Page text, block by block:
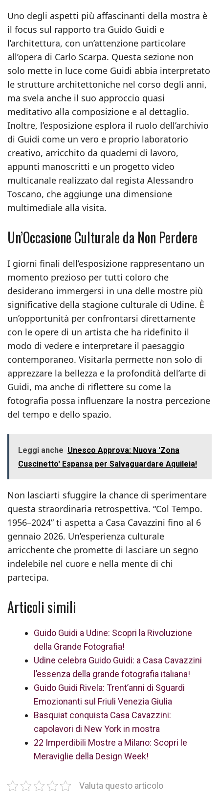
Uno degli aspetti più affascinanti della mostra è
il focus sul rapporto tra Guido Guidi e
l’architettura, con un’attenzione particolare
all’opera di Carlo Scarpa. Questa sezione non
solo mette in luce come Guidi abbia interpretato
le strutture architettoniche nel corso degli anni,
ma svela anche il suo approccio quasi
meditativo alla composizione e al dettaglio.
Inoltre, l’esposizione esplora il ruolo dell’archivio
di Guidi come un vero e proprio laboratorio
creativo, arricchito da quaderni di lavoro,
appunti manoscritti e un progetto video
multicanale realizzato dal regista Alessandro
Toscano, che aggiunge una dimensione
multimediale alla visita.
Un’Occasione Culturale da Non Perdere
I giorni finali dell’esposizione rappresentano un
momento prezioso per tutti coloro che
desiderano immergersi in una delle mostre più
significative della stagione culturale di Udine. È
un’opportunità per confrontarsi direttamente
con le opere di un artista che ha ridefinito il
modo di vedere e interpretare il paesaggio
contemporaneo. Visitarla permette non solo di
apprezzare la bellezza e la profondità dell’arte di
Guidi, ma anche di riflettere su come la
fotografia possa influenzare la nostra percezione
del tempo e dello spazio.
Leggi anche Unesco Approva: Nuova 'Zona
Cuscinetto' Espansa per Salvaguardare Aquileia!
Non lasciarti sfuggire la chance di sperimentare
questa straordinaria retrospettiva. “Col Tempo.
1956–2024” ti aspetta a Casa Cavazzini fino al 6
gennaio 2026. Un’esperienza culturale
arricchente che promette di lasciare un segno
indelebile nel cuore e nella mente di chi
partecipa.
Articoli simili
Guido Guidi a Udine: Scopri la Rivoluzione
della Grande Fotografia!
Udine celebra Guido Guidi: a Casa Cavazzini
l’essenza della grande fotografia italiana!
Guido Guidi Rivela: Trent’anni di Sguardi
Emozionanti sul Friuli Venezia Giulia
Basquiat conquista Casa Cavazzini:
capolavori di New York in mostra
22 Imperdibili Mostre a Milano: Scopri le
Meraviglie della Design Week!
Valuta questo articolo